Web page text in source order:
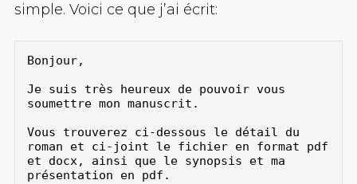
simple. Voici ce que j’ai écrit:
Bonjour,
Je suis très heureux de pouvoir vous
soumettre mon manuscrit.
Vous trouverez ci-dessous le détail du
roman et ci-joint le fichier en format pdf
et docx, ainsi que le synopsis et ma
présentation en pdf.